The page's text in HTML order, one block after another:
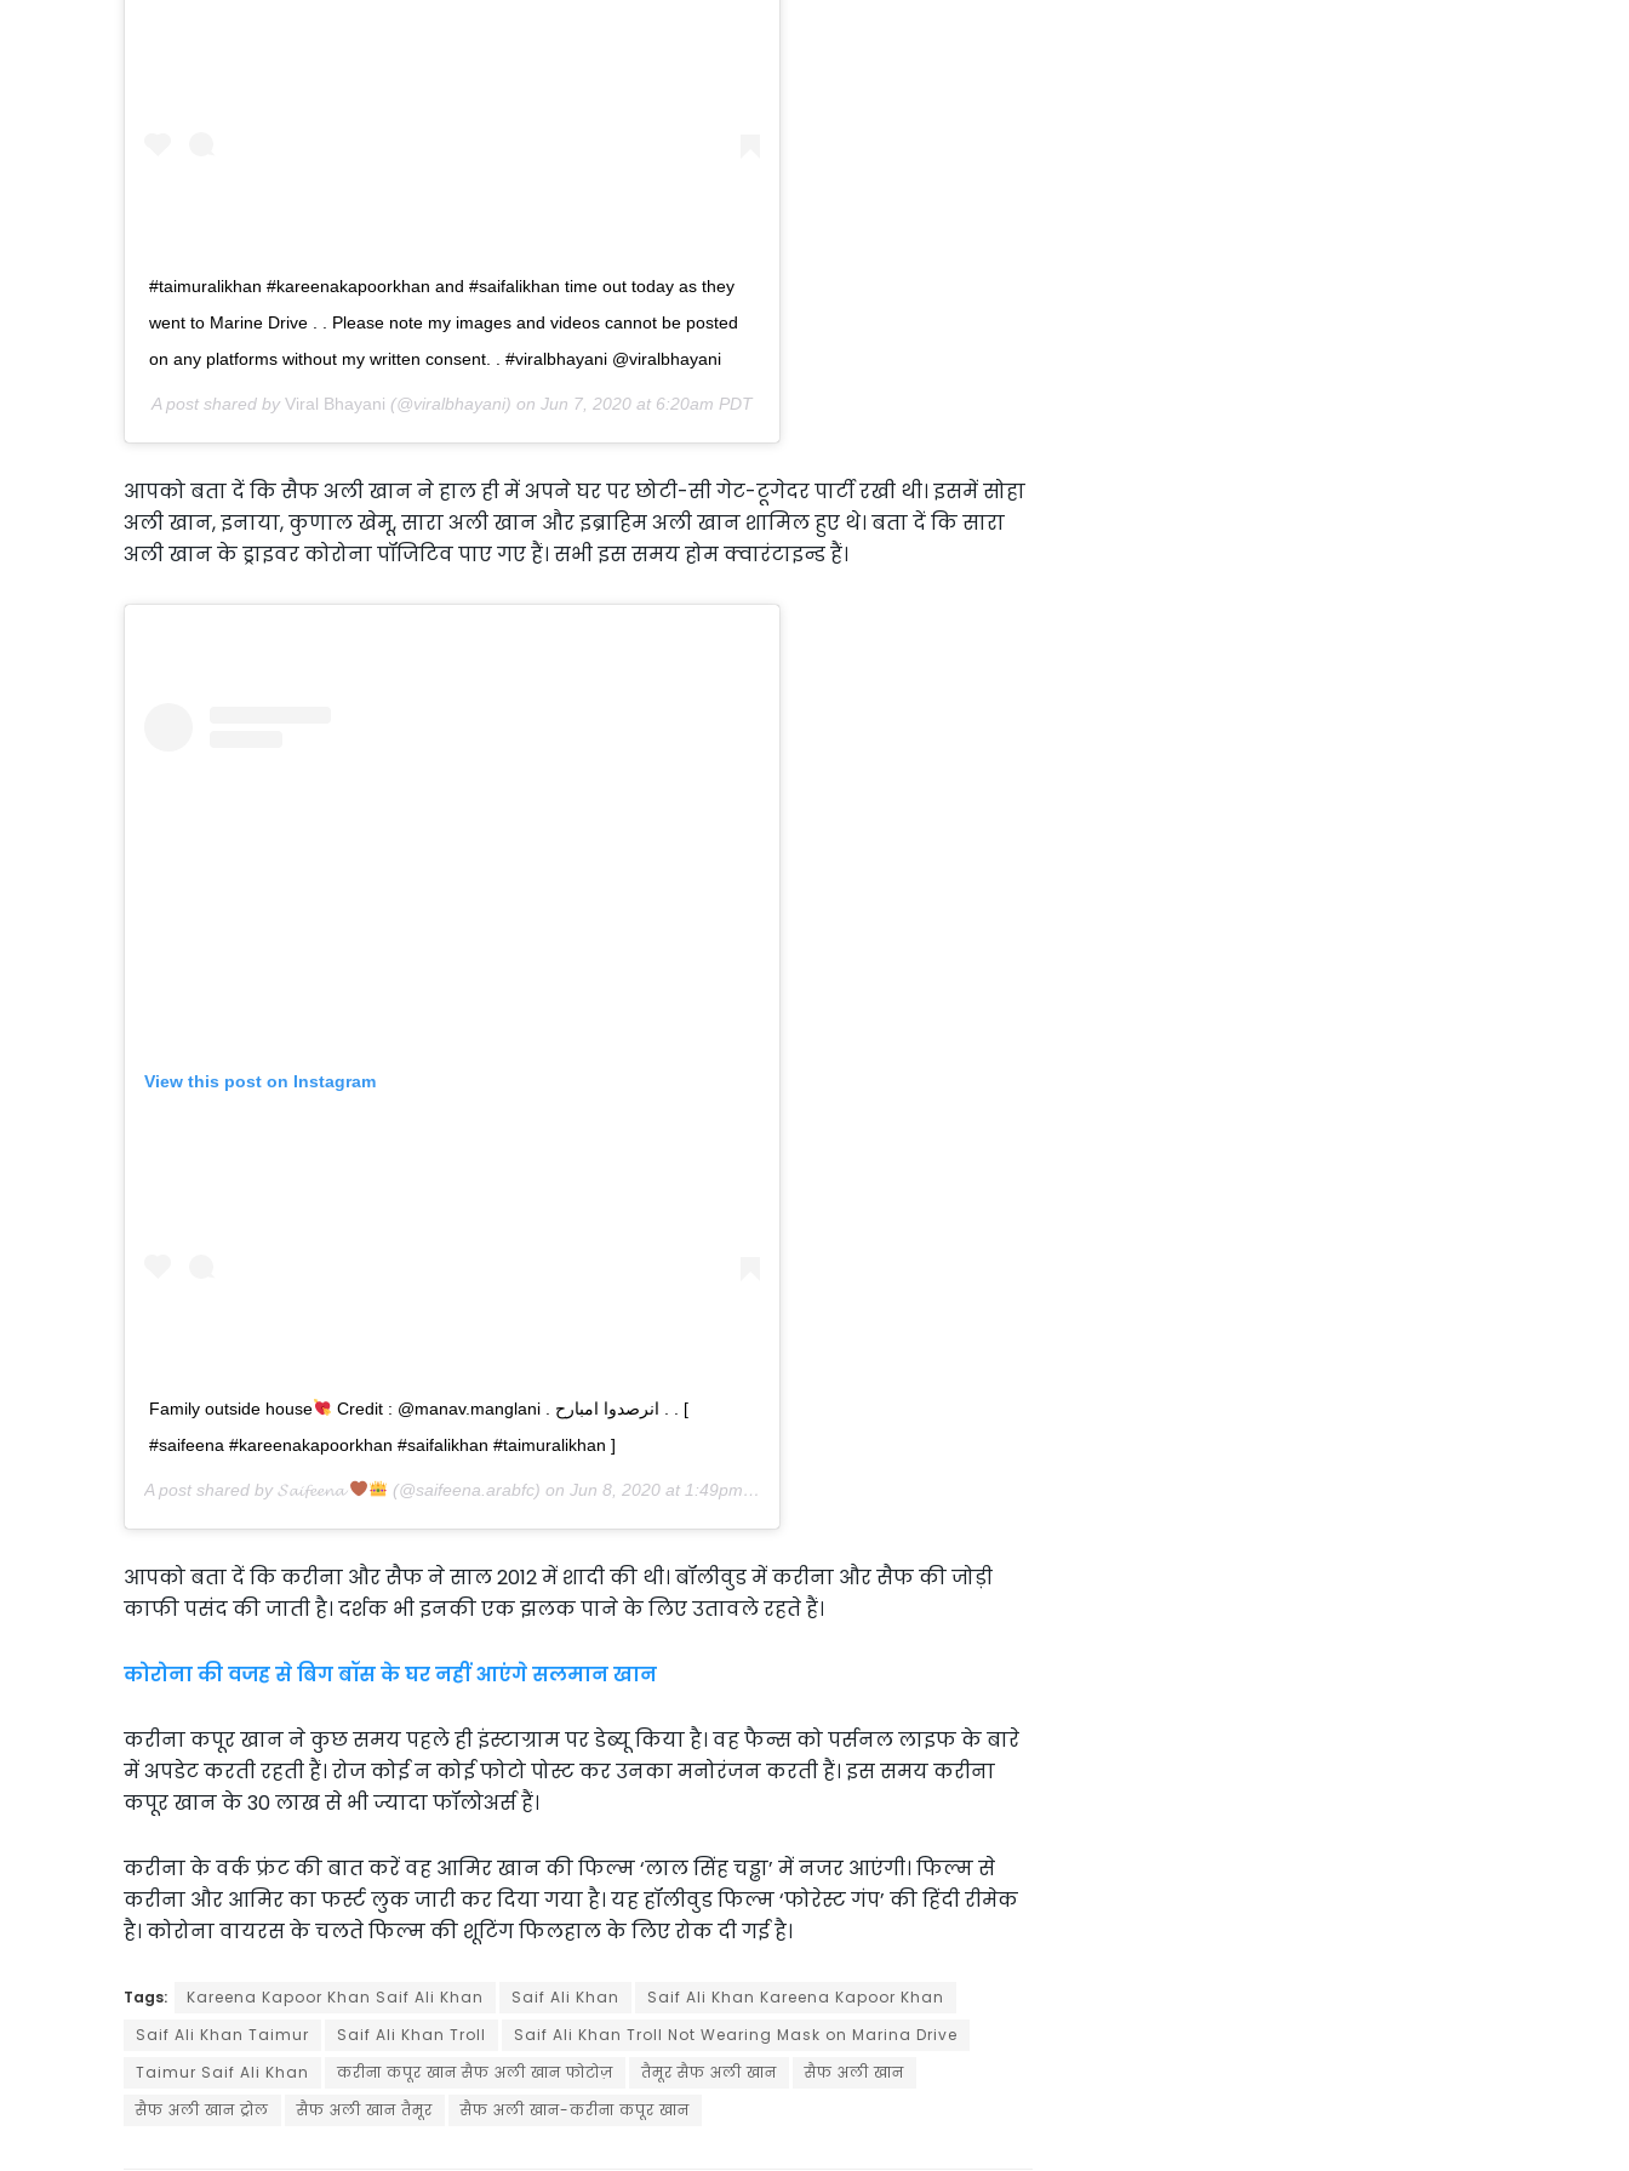
#taimuralikhan #kareenakapoorkhan and #saifalikhan time out today as they
went to Marine Drive . . Please note my images and videos cannot be posted
on any platforms without my written consent. . #viralbhayani @viralbhayani
A post shared by Viral Bhayani (@viralbhayani) on Jun 7, 2020 at 6:20am PDT
आपको बता दें कि सैफ अली खान ने हाल ही में अपने घर पर छोटी-सी गेट-टूगेदर पार्टी रखी थी। इसमें सोहा
अली खान, इनाया, कुणाल खेमू, सारा अली खान और इब्राहिम अली खान शामिल हुए थे। बता दें कि सारा
अली खान के ड्राइवर कोरोना पॉजिटिव पाए गए हैं। सभी इस समय होम क्वारंटाइन्ड हैं।
View this post on Instagram
Family outside house
Credit : @manav.manglani . انرصدوا امبارح . . [
#saifeena #kareenakapoorkhan #saifalikhan #taimuralikhan ]
A post shared by 𝓢𝓪𝓲𝓯𝓮𝓮𝓷𝓪 (@saifeena.arabfc) on Jun 8, 2020 at 1:49pm PDT
आपको बता दें कि करीना और सैफ ने साल 2012 में शादी की थी। बॉलीवुड में करीना और सैफ की जोड़ी
काफी पसंद की जाती है। दर्शक भी इनकी एक झलक पाने के लिए उतावले रहते हैं।
कोरोना की वजह से बिग बॉस के घर नहीं आएंगे सलमान खान
करीना कपूर खान ने कुछ समय पहले ही इंस्टाग्राम पर डेब्यू किया है। वह फैन्स को पर्सनल लाइफ के बारे
में अपडेट करती रहती हैं। रोज कोई न कोई फोटो पोस्ट कर उनका मनोरंजन करती हैं। इस समय करीना
कपूर खान के 30 लाख से भी ज्यादा फॉलोअर्स हैं।
करीना के वर्क फ्रंट की बात करें वह आमिर खान की फिल्म ‘लाल सिंह चड्ढा’ में नजर आएंगी। फिल्म से
करीना और आमिर का फर्स्ट लुक जारी कर दिया गया है। यह हॉलीवुड फिल्म ‘फोरेस्ट गंप’ की हिंदी रीमेक
है। कोरोना वायरस के चलते फिल्म की शूटिंग फिलहाल के लिए रोक दी गई है।
Tags: Kareena Kapoor Khan Saif Ali Khan Saif Ali Khan
Saif Ali Khan Kareena Kapoor Khan
Saif Ali Khan Taimur
Saif Ali Khan Troll
Saif Ali Khan Troll Not Wearing Mask on Marina Drive
Taimur Saif Ali Khan
करीना कपूर खान सैफ अली खान फोटोज़ तैमूर सैफ अली खान
सैफ अली खान
सैफ अली खान ट्रोल
सैफ अली खान तैमूर सैफ अली खान-करीना कपूर खान